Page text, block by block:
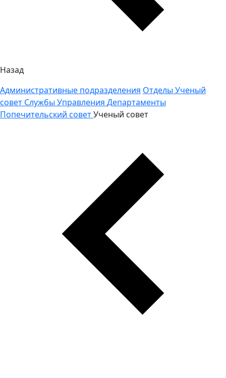
Назад
Административные подразделения Отделы Ученый
совет Службы Управления Департаменты
Попечительский советУченый совет